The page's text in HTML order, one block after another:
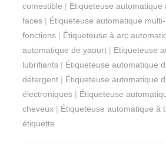
comestible | Etiqueteuse automatique
faces | Étiqueteuse automatique multi-
fonctions | Étiqueteuse à arc
automatique de yaourt | Etiqueteuse
lubrifiants | Étiqueteuse automatique
détergent | Étiqueteuse automatique
électroniques | Étiqueteuse
cheveux | Étiqueteuse automatique à
étiquette